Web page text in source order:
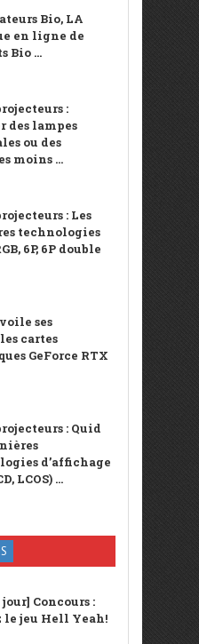
Bio, LA
en ligne de
Bio ...
:
des lampes
ou des
moins ...
: Les
technologies
6P, 6P double
ses
cartes
GeForce RTX
: Quid
d’affichage
LCOS) ...
Concours :
le jeu Hell Yeah!